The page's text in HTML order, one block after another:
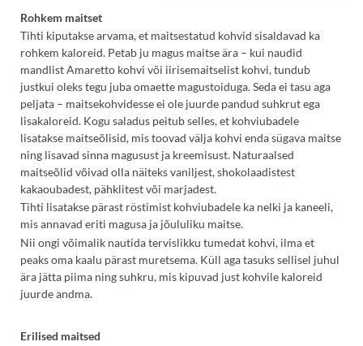
Rohkem maitset
Tihti kiputakse arvama, et maitsestatud kohvid sisaldavad ka
rohkem kaloreid. Petab ju magus maitse ära – kui naudid
mandlist Amaretto kohvi või iirisemaitselist kohvi, tundub
justkui oleks tegu juba omaette magustoiduga. Seda ei tasu aga
peljata – maitsekohvidesse ei ole juurde pandud suhkrut ega
lisakaloreid. Kogu saladus peitub selles, et kohviubadele
lisatakse maitseõlisid, mis toovad välja kohvi enda sügava maitse
ning lisavad sinna magusust ja kreemisust. Naturaalsed
maitseõlid võivad olla näiteks vaniljest, shokolaadistest
kakaoubadest, pähklitest või marjadest.
Tihti lisatakse pärast röstimist kohviubadele ka nelki ja kaneeli,
mis annavad eriti magusa ja jõululiku maitse.
Nii ongi võimalik nautida tervislikku tumedat kohvi, ilma et
peaks oma kaalu pärast muretsema. Küll aga tasuks sellisel juhul
ära jätta piima ning suhkru, mis kipuvad just kohvile kaloreid
juurde andma.
Erilised maitsed